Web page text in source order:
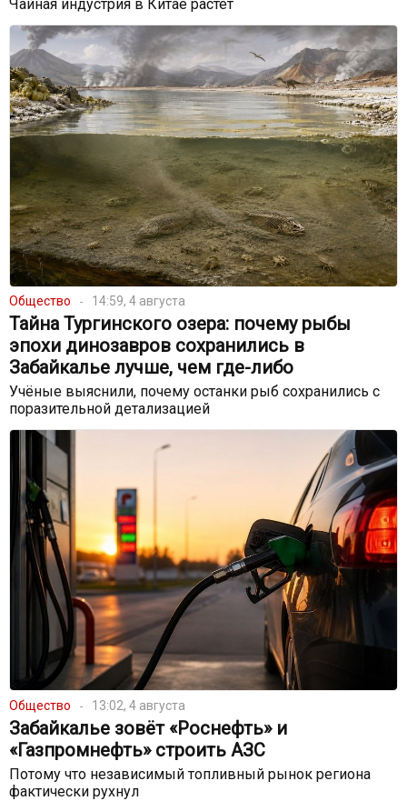
Чайная индустрия в Китае растет
Общество 14:59, 4 августа
Тайна Тургинского озера: почему рыбы
эпохи динозавров сохранились в
Забайкалье лучше, чем где-либо
Учёные выяснили, почему останки рыб сохранились с
поразительной детализацией
Общество 13:02, 4 августа
Забайкалье зовёт «Роснефть» и
«Газпромнефть» строить АЗС
Потому что независимый топливный рынок региона
фактически рухнул